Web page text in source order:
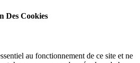
Des Cookies
au fonctionnement de ce site et ne